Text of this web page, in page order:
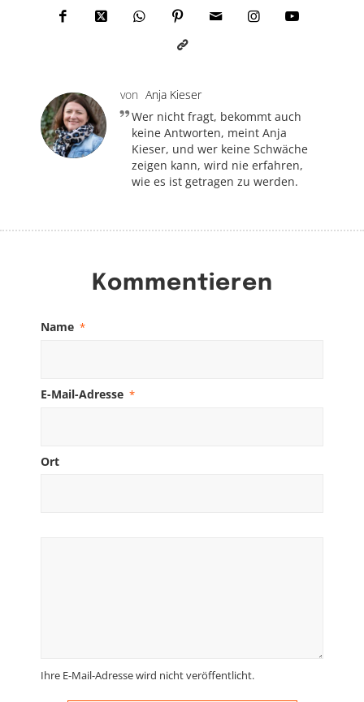
von Anja Kieser
Wer nicht fragt, bekommt auch
keine Antworten, meint Anja
Kieser, und wer keine Schwäche
zeigen kann, wird nie erfahren,
wie es ist getragen zu werden.
Kommentieren
Name *
E-Mail-Adresse *
Ort
Ihre E-Mail-Adresse wird nicht veröffentlicht.